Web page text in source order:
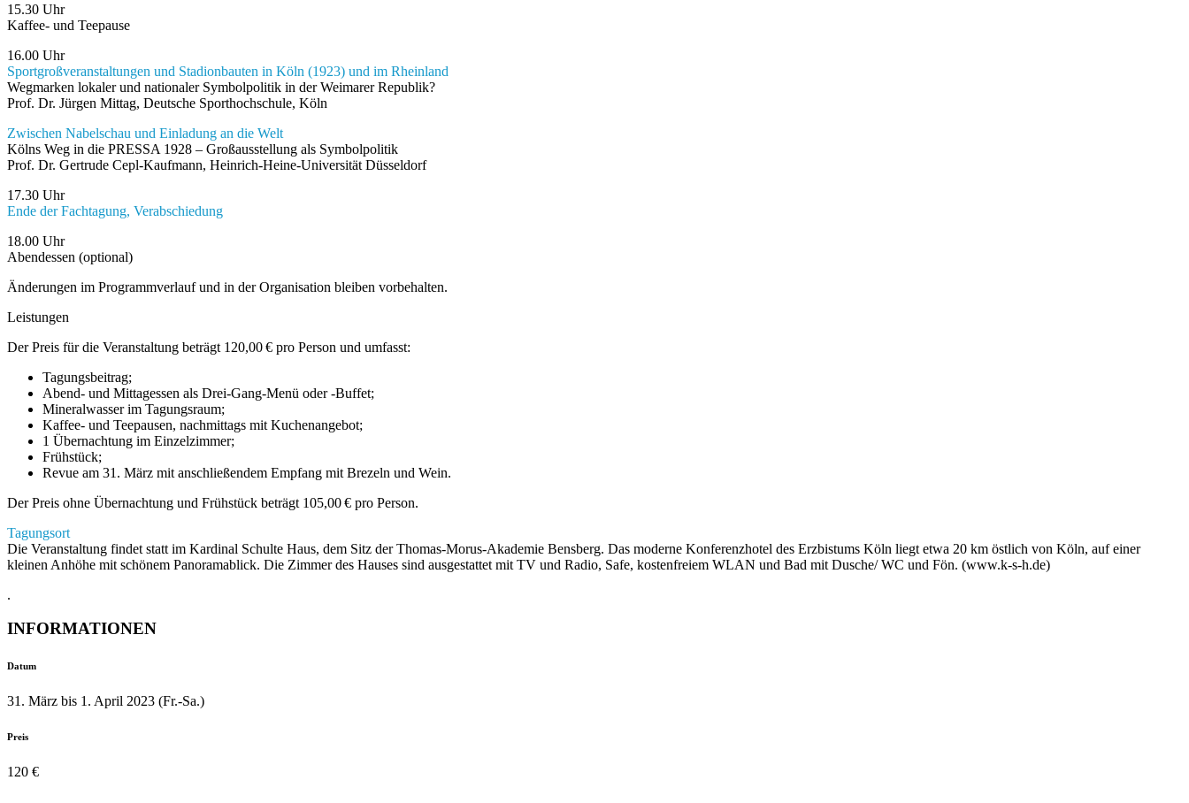
15.30 Uhr
Kaffee- und Teepause
16.00 Uhr
Sportgroßveranstaltungen und Stadionbauten in Köln (1923) und im Rheinland
Wegmarken lokaler und nationaler Symbolpolitik in der Weimarer Republik?
Prof. Dr. Jürgen Mittag, Deutsche Sporthochschule, Köln
Zwischen Nabelschau und Einladung an die Welt
Kölns Weg in die PRESSA 1928 – Großausstellung als Symbolpolitik
Prof. Dr. Gertrude Cepl-Kaufmann, Heinrich-Heine-Universität Düsseldorf
17.30 Uhr
Ende der Fachtagung, Verabschiedung
18.00 Uhr
Abendessen (optional)
Änderungen im Programmverlauf und in der Organisation bleiben vorbehalten.
Leistungen
Der Preis für die Veranstaltung beträgt 120,00 € pro Person und umfasst:
Tagungsbeitrag;
Abend- und Mittagessen als Drei-Gang-Menü oder -Buffet;
Mineralwasser im Tagungsraum;
Kaffee- und Teepausen, nachmittags mit Kuchenangebot;
1 Übernachtung im Einzelzimmer;
Frühstück;
Revue am 31. März mit anschließendem Empfang mit Brezeln und Wein.
Der Preis ohne Übernachtung und Frühstück beträgt 105,00 € pro Person.
Tagungsort
Die Veranstaltung findet statt im Kardinal Schulte Haus, dem Sitz der Thomas-Morus-Akademie Bensberg. Das moderne Konferenzhotel des Erzbistums Köln liegt etwa 20 km östlich von Köln, auf einer
kleinen Anhöhe mit schönem Panoramablick. Die Zimmer des Hauses sind ausgestattet mit TV und Radio, Safe, kostenfreiem WLAN und Bad mit Dusche/ WC und Fön. (www.k-s-h.de)
.
INFORMATIONEN
Datum
31. März bis 1. April 2023 (Fr.-Sa.)
Preis
120 €